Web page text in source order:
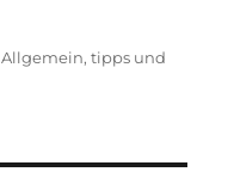
Kategorien
Allgemein,tipps und